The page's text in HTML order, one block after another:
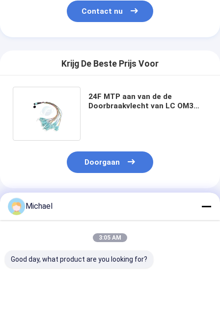
Contact nu
Krijg De Beste Prijs Voor
24F MTP aan van de de
Doorbraakvlecht van LC OM3
Doorgaan
Geadviseerde Producten
Michael
3:05 AM
Good day, what product are you looking for?